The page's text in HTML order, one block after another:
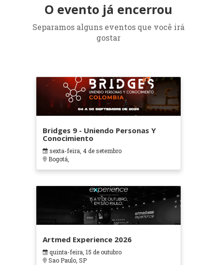
O evento já encerrou
Separamos alguns eventos que você irá
gostar
Bridges 9 - Uniendo Personas Y
Conocimiento
sexta-feira, 4 de setembro
Bogotá,
Artmed Experience 2026
quinta-feira, 15 de outubro
Sao Paulo, SP